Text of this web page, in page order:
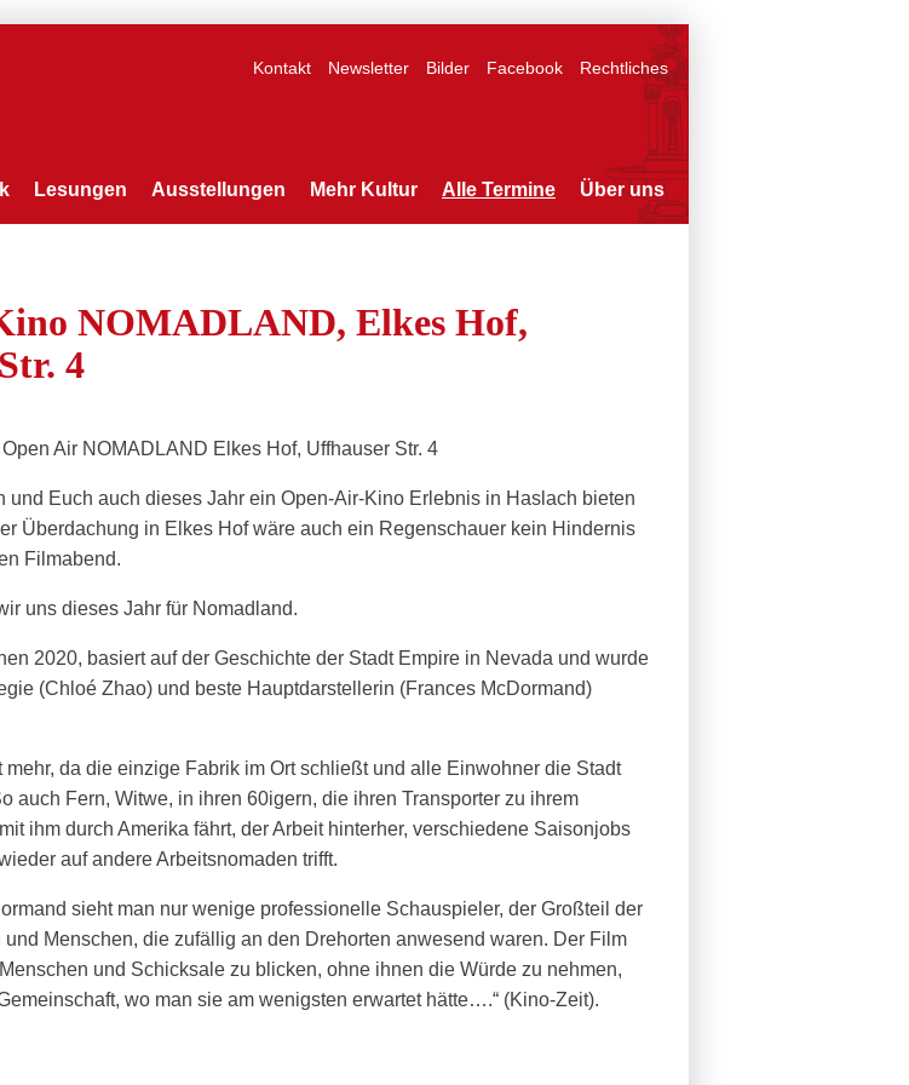
Kontakt Newsletter Bilder Facebook Rechtliches
Lesungen Ausstellungen Mehr Kultur Alle Termine Über uns
NOMADLAND, Elkes Hof,
4
Air NOMADLAND Elkes Hof, Uffhauser Str. 4
und Euch auch dieses Jahr ein Open-Air-Kino Erlebnis in Haslach bieten
Überdachung in Elkes Hof wäre auch ein Regenschauer kein Hindernis
Filmabend.
uns dieses Jahr für Nomadland.
2020, basiert auf der Geschichte der Stadt Empire in Nevada und wurde
(Chloé Zhao) und beste Hauptdarstellerin (Frances McDormand)
mehr, da die einzige Fabrik im Ort schließt und alle Einwohner die Stadt
auch Fern, Witwe, in ihren 60igern, die ihren Transporter zu ihrem
ihm durch Amerika fährt, der Arbeit hinterher, verschiedene Saisonjobs
auf andere Arbeitsnomaden trifft.
sieht man nur wenige professionelle Schauspieler, der Großteil der
Menschen, die zufällig an den Drehorten anwesend waren. Der Film
und Schicksale zu blicken, ohne ihnen die Würde zu nehmen,
wo man sie am wenigsten erwartet hätte….“ (Kino-Zeit).